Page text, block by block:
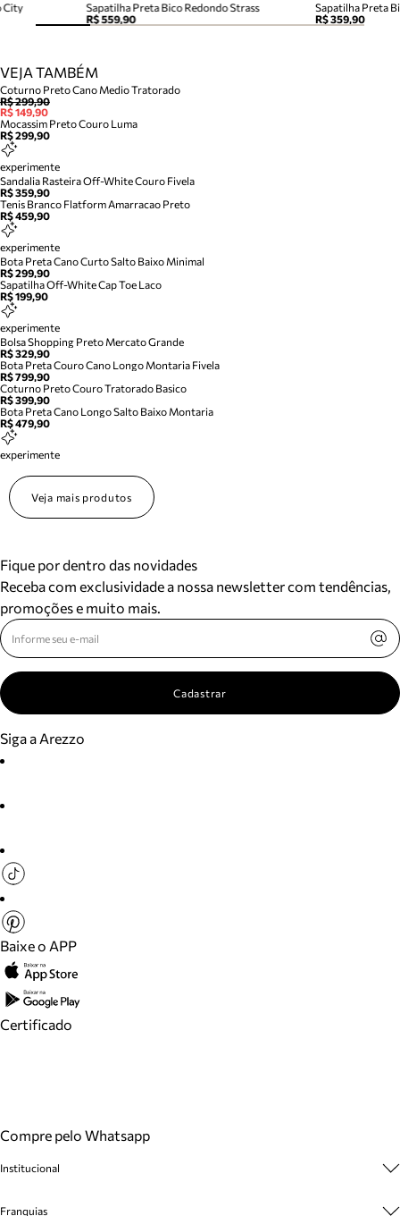
Sapatilha Preta Bico Redondo Strass
R$ 559,90
Sapatilha Preta
R$ 359,90
City
VEJA TAMBÉM
Coturno Preto Cano Medio Tratorado
R$ 299,90
R$ 149,90
Mocassim Preto Couro Luma
R$ 299,90
experimente
Sandalia Rasteira Off-White Couro Fivela
R$ 359,90
Tenis Branco Flatform Amarracao Preto
R$ 459,90
experimente
Bota Preta Cano Curto Salto Baixo Minimal
R$ 299,90
Sapatilha Off-White Cap Toe Laco
R$ 199,90
experimente
Bolsa Shopping Preto Mercato Grande
R$ 329,90
Bota Preta Couro Cano Longo Montaria Fivela
R$ 799,90
Coturno Preto Couro Tratorado Basico
R$ 399,90
Bota Preta Cano Longo Salto Baixo Montaria
R$ 479,90
experimente
Veja mais produtos
Fique por dentro das novidades
Receba com exclusividade a nossa newsletter com tendências,
promoções e muito mais.
Cadastrar
Siga a Arezzo
Baixe o APP
Certificado
Compre pelo Whatsapp
Institucional
Franquias